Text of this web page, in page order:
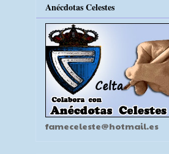
Anécdotas Celestes
fameceleste@hotmail.es